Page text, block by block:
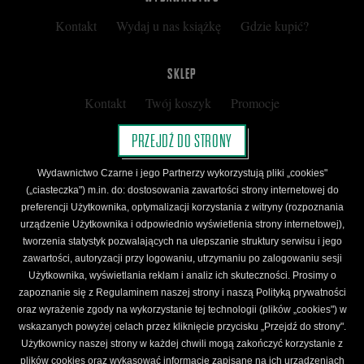
Kontakt Wydaj u nas książkę Gdzie kupić?
SKLEP
Kontakt Twój koszyk
Promocje
Kup kartę podarunkową
Nota prawna
Regulamin
Polityka prywatności
Regulamin Klubu Czarnego
Regulamin Karty Podarunkowej
ŚLEDŹ CZARNE
Facebook YouTube Instagram Newsletter
Wydawnictwo Czarne. Wszelkie prawa zastrzeżone. Projekt:Fajne Chłopaki,logo
wydawnictwa: Kamil Targosz.
PRZEJDŹ DO STRONY
Wydawnictwo Czarne i jego Partnerzy wykorzystują pliki „cookies"
(„ciasteczka") m.in. do: dostosowania zawartości strony internetowej do
preferencji Użytkownika, optymalizacji korzystania z witryny (rozpoznania
urządzenie Użytkownika i odpowiednio wyświetlenia strony internetowej),
tworzenia statystyk pozwalających na ulepszanie struktury serwisu i jego
zawartości, autoryzacji przy logowaniu, utrzymaniu po zalogowaniu sesji
Użytkownika, wyświetlania reklam i analiz ich skuteczności. Prosimy o
zapoznanie się z Regulaminem naszej strony i naszą Polityką prywatności
oraz wyrażenie zgody na wykorzystanie tej technologii (plików „cookies") w
wskazanych powyżej celach przez kliknięcie przycisku „Przejdź do strony".
Użytkownicy naszej strony w każdej chwili mogą zakończyć korzystanie z
plików cookies oraz wykasować informacje zapisane na ich urządzeniach